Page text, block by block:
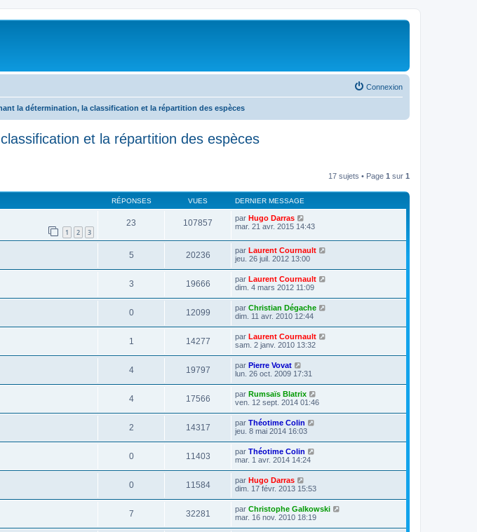
Connexion
la détermination, la classification et la répartition des espèces
et la répartition des espèces
17 sujets • Page 1 sur 1
RÉPONSES VUES DERNIER MESSAGE
1 2 3
23 107857 par Hugo Darras
mar. 21 avr. 2015 14:43
5 20236 par Laurent Cournault
jeu. 26 juil. 2012 13:00
3 19666 par Laurent Cournault
dim. 4 mars 2012 11:09
0 12099 par Christian Dégache
dim. 11 avr. 2010 12:44
1 14277 par Laurent Cournault
sam. 2 janv. 2010 13:32
4 19797 par Pierre Vovat
lun. 26 oct. 2009 17:31
4 17566 par Rumsaïs Blatrix
ven. 12 sept. 2014 01:46
2 14317 par Théotime Colin
jeu. 8 mai 2014 16:03
0 11403 par Théotime Colin
mar. 1 avr. 2014 14:24
0 11584 par Hugo Darras
dim. 17 févr. 2013 15:53
7 32281 par Christophe Galkowski
mar. 16 nov. 2010 18:19